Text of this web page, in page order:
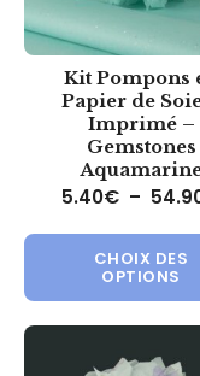
Kit Pompons
Papier de
Imprimé –
Gemstones
5.40€ –
CHOIX DES
OPTIONS